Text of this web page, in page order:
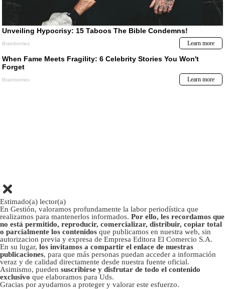
Estimado(a) lector(a)
En Gestión, valoramos profundamente la labor periodística que
realizamos para mantenerlos informados. Por ello, les recordamos que
no está permitido, reproducir, comercializar, distribuir, copiar total
o parcialmente los contenidos que publicamos en nuestra web, sin
autorizacion previa y expresa de Empresa Editora El Comercio S.A.
En su lugar, los invitamos a compartir el enlace de nuestras
publicaciones, para que más personas puedan acceder a información
veraz y de calidad directamente desde nuestra fuente oficial.
Asimismo, pueden suscribirse y disfrutar de todo el contenido
exclusivo que elaboramos para Uds.
Gracias por ayudarnos a proteger y valorar este esfuerzo.